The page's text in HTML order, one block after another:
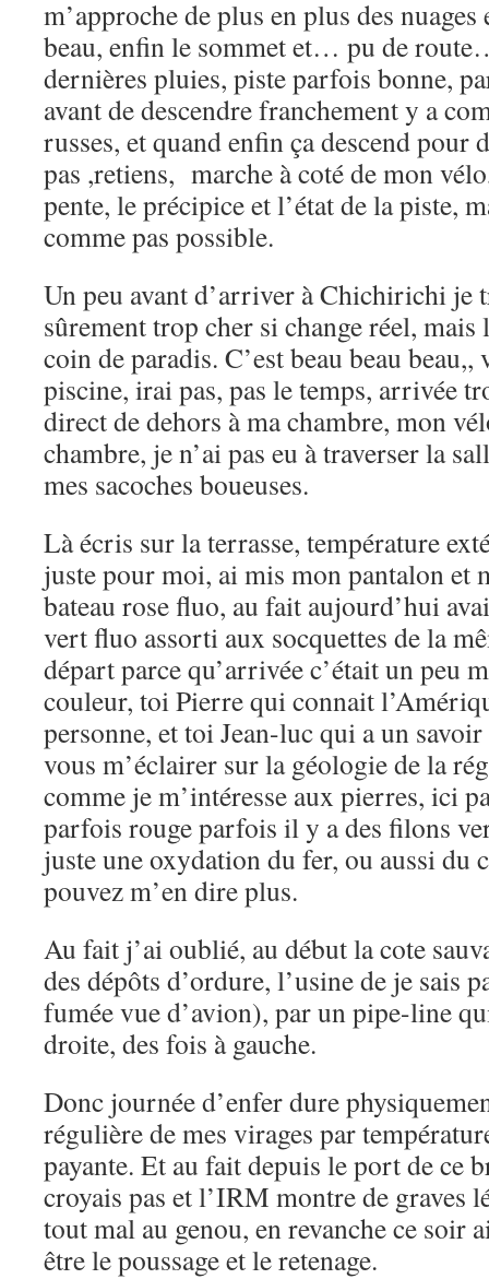
m’approche de plus en plus des nuages
beau, enfin le sommet et… pu de
dernières pluies, piste parfois bonne,
avant de descendre franchement y a
russes, et quand enfin ça descend pour
pas ,retiens, marche à coté de mon
pente, le précipice et l’état de la piste,
comme pas possible.
Un peu avant d’arriver à Chichirichi je
sûrement trop cher si change réel,
coin de paradis. C’est beau beau
piscine, irai pas, pas le temps, arrivée
direct de dehors à ma chambre, mon
chambre, je n’ai pas eu à traverser la
mes sacoches boueuses.
Là écris sur la terrasse, température
juste pour moi, ai mis mon pantalon et
bateau rose fluo, au fait aujourd’hui
vert fluo assorti aux socquettes de la
départ parce qu’arrivée c’était un peu
couleur, toi Pierre qui connait
personne, et toi Jean-luc qui a un
vous m’éclairer sur la géologie de la
comme je m’intéresse aux pierres, ici
parfois rouge parfois il y a des filons
juste une oxydation du fer, ou aussi du
pouvez m’en dire plus.
Au fait j’ai oublié, au début la cote
des dépôts d’ordure, l’usine de je sais
fumée vue d’avion), par un pipe-line
droite, des fois à gauche.
Donc journée d’enfer dure
régulière de mes virages par
payante. Et au fait depuis le port de ce
croyais pas et l’IRM montre de graves
tout mal au genou, en revanche ce soir
être le poussage et le retenage.